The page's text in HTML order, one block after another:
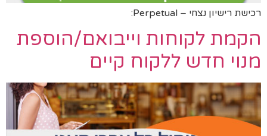
רכישת רישיון נצחי – Perpetual:
הקמת לקוחות וייבואם/הוספת
מנוי חדש ללקוח קיים